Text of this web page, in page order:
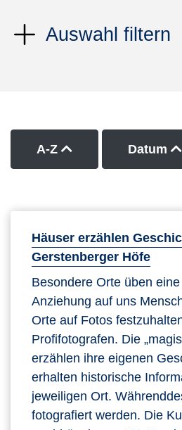
Auswahl filtern
A-Z Kurse nach Titel
Datum
Häuser erzählen
Gerstenberger Höfe
Besondere Orte üben
Anziehung auf uns
Orte auf Fotos
Profifotografen. Die
erzählen ihre eigenen
erhalten historische
jeweiligen Ort.
fotografiert werden. Die